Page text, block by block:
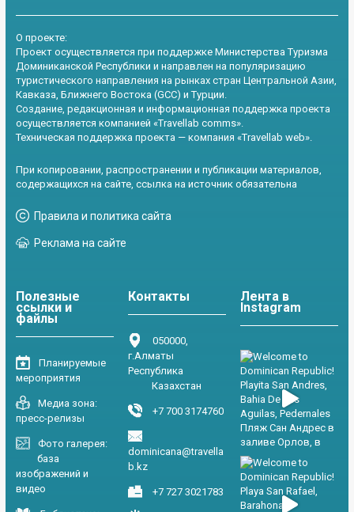
О проекте:
Проект осуществляется при поддержке Министерства Туризма
Доминиканской Республики и направлен на популяризацию
туристического направления на рынках стран Центральной Азии,
Кавказа, Ближнего Востока (GCC) и Турции.
Создание, редакционная и информационная поддержка проекта
осуществляется компанией «Travellab comms».
Техническая поддержка проекта — компания «Travellab web».
При копировании, распространении и публикации материалов,
содержащихся на сайте, ссылка на источник обязательна
Правила и политика сайта
Реклама на сайте
Полезные
ссылки и
файлы
Планируемые
мероприятия
Медиа зона:
пресс-релизы
Фото галерея:
база
изображений и
видео
Контакты
050000,
г.Алматы
Республика
Казахстан
+7 700 3174760
dominicana@travella
b.kz
+7 727 3021783
Лента в
Instagram